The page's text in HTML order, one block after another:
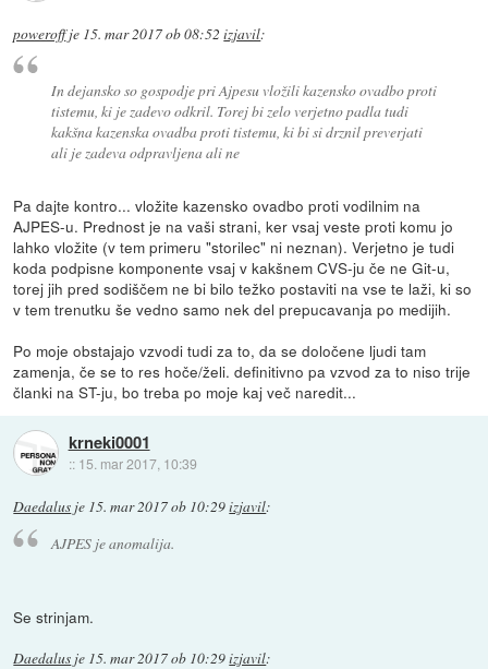
poweroffje 15. mar 2017 ob 08:52 izjavil:
In dejansko so gospodje pri Ajpesu vložili kazensko ovadbo proti
tistemu, ki je zadevo odkril. Torej bi zelo verjetno padla tudi
kakšna kazenska ovadba proti tistemu, ki bi si drznil preverjati
ali je zadeva odpravljena ali ne
Pa dajte kontro... vložite kazensko ovadbo proti vodilnim na
AJPES-u. Prednost je na vaši strani, ker vsaj veste proti komu jo
lahko vložite (v tem primeru "storilec" ni neznan). Verjetno je tudi
koda podpisne komponente vsaj v kakšnem CVS-ju če ne Git-u,
torej jih pred sodiščem ne bi bilo težko postaviti na vse te laži, ki so
v tem trenutku še vedno samo nek del prepucavanja po medijih.
Po moje obstajajo vzvodi tudi za to, da se določene ljudi tam
zamenja, če se to res hoče/želi. definitivno pa vzvod za to niso trije
članki na ST-ju, bo treba po moje kaj več naredit...
krneki0001
:: 15. mar 2017, 10:39
Daedalus je 15. mar 2017 ob 10:29izjavil:
AJPES je anomalija.
Se strinjam.
Daedalus je 15. mar 2017 ob 10:29izjavil: